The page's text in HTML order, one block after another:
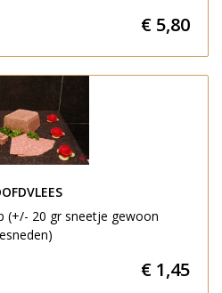
€ 5,80
(+/- 20 gr sneetje gewoon
€ 1,45